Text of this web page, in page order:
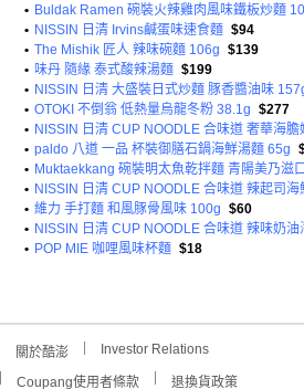
• Buldak Ramen 碗裝火辣雞肉風味鐵板炒麵
• NISSIN 日清 Irvins鹹蛋味速食麵 $94
• The Mishik 匠人 辣味碗麵 106g $139
• 味丹 隨緣 泰式酸辣湯麵 $199
• NISSIN 日清 大盛裝日式炒麵 豚香醬油味
• OTOKI 不倒翁 低熱量烏龍冬粉 38.1g $277
• NISSIN 日清 CUP NOODLE 合味道 奢華海
• paldo 八道 一品 杯裝御膳石鍋海鮮湯麵 65g
• Muktaekkang 碗裝明太魚乾拌麵 青陽美乃滋
• NISSIN 日清 CUP NOODLE 合味道 辣起司海
• 維力 手打麵 和風豚骨風味 100g $60
•
• POP MIE 咖哩風味杯麵 $18
關於酷澎 Investor Relations
Coupang使用者條款
退換貨政策